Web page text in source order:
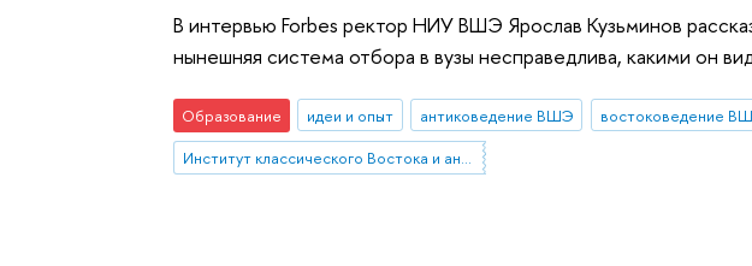
В интервью Forbes ректор НИУ ВШЭ Ярослав Кузьминов
нынешняя система отбора в вузы несправедлива, какими он
Образование идеи и опыт антиковедение ВШЭ востоковедение
Институт классического Востока и античности